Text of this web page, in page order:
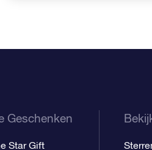
Geschenken
Star Gift